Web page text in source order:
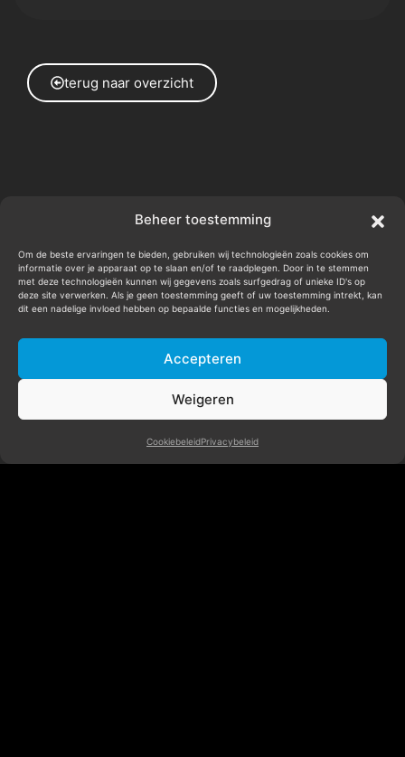
Beheer toestemming
Om de beste ervaringen te bieden, gebruiken wij technologieën zoals cookies om
informatie over je apparaat op te slaan en/of te raadplegen. Door in te stemmen
met deze technologieën kunnen wij gegevens zoals surfgedrag of unieke ID's op
deze site verwerken. Als je geen toestemming geeft of uw toestemming intrekt, kan
dit een nadelige invloed hebben op bepaalde functies en mogelijkheden.
Accepteren
Weigeren
CookiebeleidPrivacybeleid
terug naar overzicht
VOLGENDE PRODUCTIE?
Stuur een mailtje
©2024 AySay B.V.